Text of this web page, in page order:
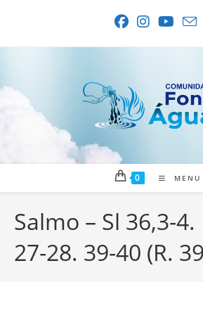
0 MENU
Salmo – Sl 36,3-4.
27-28. 39-40 (R.